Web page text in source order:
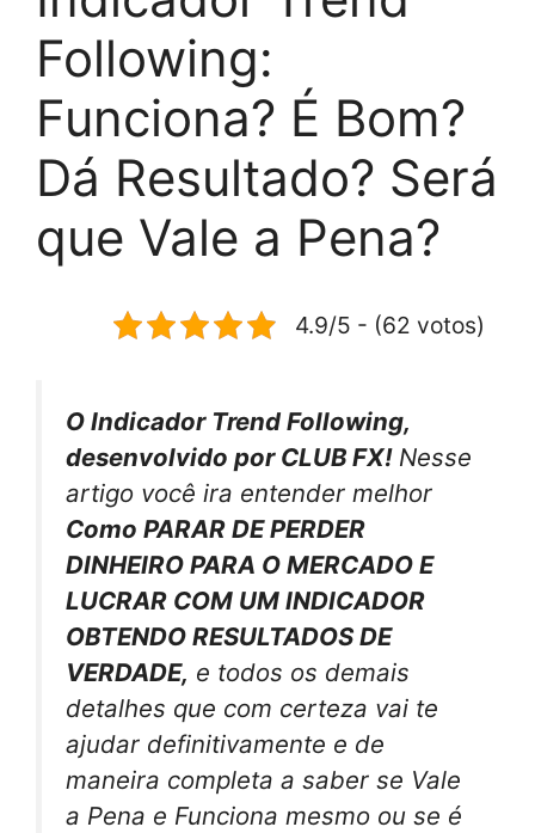
Following:
Funciona? É Bom?
Dá Resultado? Será
que Vale a Pena?
4.9/5 - (62 votos)
O Indicador Trend Following,
desenvolvido por CLUB FX! Nesse
artigo você ira entender melhor
Como PARAR DE PERDER
DINHEIRO PARA O MERCADO E
LUCRAR COM UM INDICADOR
OBTENDO RESULTADOS DE
VERDADE, e todos os demais
detalhes que com certeza vai te
ajudar definitivamente e de
maneira completa a saber se Vale
a Pena e Funciona mesmo ou se é